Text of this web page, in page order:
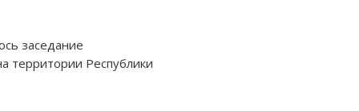
заседание
территории Республики